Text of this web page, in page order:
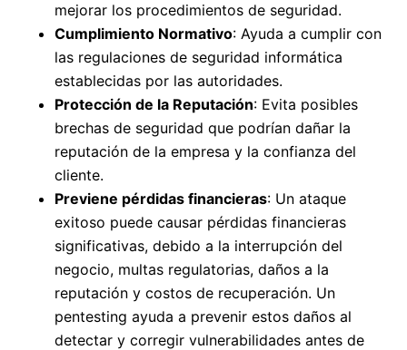
mejorar los procedimientos de seguridad.
Cumplimiento Normativo: Ayuda a cumplir con
las regulaciones de seguridad informática
establecidas por las autoridades.
Protección de la Reputación: Evita posibles
brechas de seguridad que podrían dañar la
reputación de la empresa y la confianza del
cliente.
Previene pérdidas financieras: Un ataque
exitoso puede causar pérdidas financieras
significativas, debido a la interrupción del
negocio, multas regulatorias, daños a la
reputación y costos de recuperación. Un
pentesting ayuda a prevenir estos daños al
detectar y corregir vulnerabilidades antes de